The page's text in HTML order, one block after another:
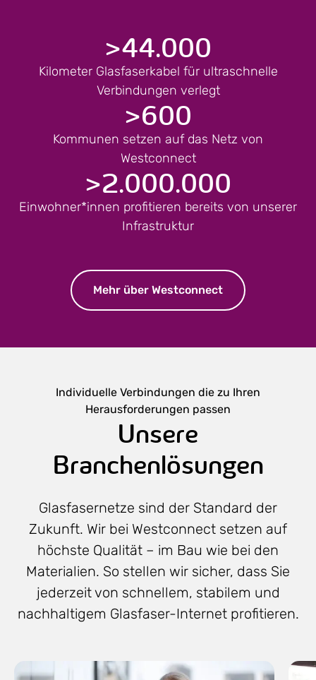
>44.000
Kilometer Glasfaserkabel für ultraschnelle
Verbindungen verlegt
>600
Kommunen setzen auf das Netz von
Westconnect
>2.000.000
Einwohner*innen profitieren bereits von unserer
Infrastruktur
Mehr über Westconnect
Individuelle Verbindungen die zu Ihren
Herausforderungen passen
Unsere
Branchenlösungen
Glasfasernetze sind der Standard der
Zukunft. Wir bei Westconnect setzen auf
höchste Qualität – im Bau wie bei den
Materialien. So stellen wir sicher, dass Sie
jederzeit von schnellem, stabilem und
nachhaltigem Glasfaser-Internet profitieren.